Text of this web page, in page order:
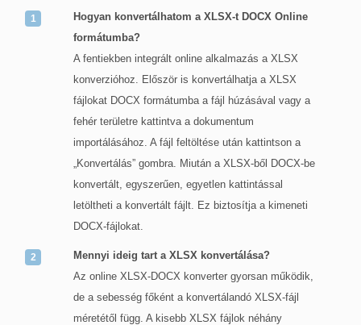
Hogyan konvertálhatom a XLSX-t DOCX Online
formátumba?
A fentiekben integrált online alkalmazás a XLSX
konverzióhoz. Először is konvertálhatja a XLSX
fájlokat DOCX formátumba a fájl húzásával vagy a
fehér területre kattintva a dokumentum
importálásához. A fájl feltöltése után kattintson a
„Konvertálás” gombra. Miután a XLSX-ből DOCX-be
konvertált, egyszerűen, egyetlen kattintással
letöltheti a konvertált fájlt. Ez biztosítja a kimeneti
DOCX-fájlokat.
Mennyi ideig tart a XLSX konvertálása?
Az online XLSX-DOCX konverter gyorsan működik,
de a sebesség főként a konvertálandó XLSX-fájl
méretétől függ. A kisebb XLSX fájlok néhány